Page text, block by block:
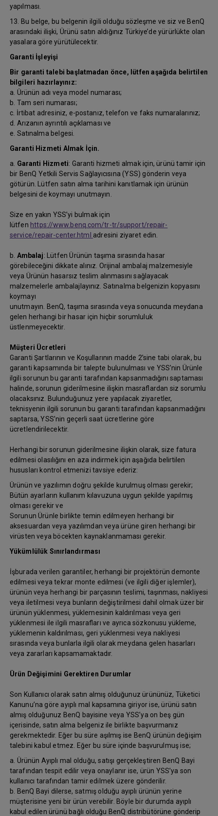
yapılması.
13. Bu belge, bu belgenin ilgili olduğu sözleşme ve siz ve BenQ
arasındaki ilişki, Ürünü satın aldığınız Türkiye’de yürürlükte olan
yasalara göre yürütülecektir.
Garanti İşleyişi
Bir garanti talebi başlatmadan önce, lütfen aşağıda belirtilen
bilgileri hazırlayınız:
a. Ürünün adı veya model numarası;
b. Tam seri numarası;
c. İrtibat adresiniz, e-postanız, telefon ve faks numaralarınız;
d. Arızanın ayrıntılı açıklaması ve
e. Satınalma belgesi.
Garanti Hizmeti Almak İçin.
a. Garanti Hizmeti: Garanti hizmeti almak için, ürünü tamir için
bir BenQ Yetkili Servis Sağlayıcısına (YSS) gönderin veya
götürün. Lütfen satın alma tarihini kanıtlamak için ürünün
belgesini de koymayı unutmayın.
Size en yakın YSS’yi bulmak için
lütfen https://www.benq.com/tr-tr/support/repair-
service/repair-center.html adresini ziyaret edin.
b. Ambalaj: Lütfen Ürünün taşıma sırasında hasar
görebileceğini dikkate alınız. Orijinal ambalaj malzemesiyle
veya Ürünün hasarsız teslim alınmasını sağlayacak
malzemelerle ambalajlayınız. Satınalma belgenizin kopyasını
koymayı
unutmayın. BenQ, taşıma sırasında veya sonucunda meydana
gelen herhangi bir hasar için hiçbir sorumluluk
üstlenmeyecektir.
Müşteri Ücretleri
Garanti Şartlarının ve Koşullarının madde 2’sine tabi olarak, bu
garanti kapsamında bir talepte bulunulması ve YSS’nin Ürünle
ilgili sorunun bu garanti tarafından kapsanmadığını saptaması
halinde, sorunun giderilmesine ilişkin masraflardan siz sorumlu
olacaksınız. Bulunduğunuz yere yapılacak ziyaretler,
teknisyenin ilgili sorunun bu garanti tarafından kapsanmadığını
saptarsa, YSS’nin geçerli saat ücretlerine göre
ücretlendirilecektir.
Herhangi bir sorunun giderilmesine ilişkin olarak, size fatura
edilmesi olasılığını en aza indirmek için aşağıda belirtilen
hususları kontrol etmenizi tavsiye ederiz:
Ürünün ve yazılımın doğru şekilde kurulmuş olması gerekir;
Bütün ayarların kullanım kılavuzuna uygun şekilde yapılmış
olması gerekir ve
Sorunun Ürünle birlikte temin edilmeyen herhangi bir
aksesuardan veya yazılımdan veya ürüne giren herhangi bir
virüsten veya böcekten kaynaklanmaması gerekir.
Yükümlülük Sınırlandırması
İşburada verilen garantiler, herhangi bir projektörün demonte
edilmesi veya tekrar monte edilmesi (ve ilgili diğer işlemler),
ürünün veya herhangi bir parçasının teslimi, taşınması, nakliyesi
veya iletilmesi veya bunların değiştirilmesi dahil olmak üzer bir
ürünün yüklenmesi, yüklemesinin kaldırılması veya geri
yüklenmesi ile ilgili masrafları ve ayrıca sözkonusu yükleme,
yüklemenin kaldırılması, geri yüklenmesi veya nakliyesi
sırasında veya bunlarla ilgili olarak meydana gelen hasarları
veya zararları kapsamamaktadır.
Ürün Değişimini Gerektiren Durumlar
Son Kullanıcı olarak satın almış olduğunuz ürününüz, Tüketici
Kanunu’na göre ayıplı mal kapsamına giriyor ise, ürünü satın
almış olduğunuz BenQ bayisine veya YSS’ya on beş gün
içerisinde, satın alma belgeniz ile birlikte başvurmanız
gerekmektedir. Eğer bu süre aşılmış ise BenQ ürünün değişim
talebini kabul etmez. Eğer bu süre içinde başvurulmuş ise;
a. Ürünün Ayıplı mal olduğu, satışı gerçekleştiren BenQ Bayi
tarafından tespit edilir veya onaylanır ise, ürün YSS’ya son
kullanıcı tarafından tamir edilmek üzere gönderilir.
b. BenQ Bayi dilerse, satmış olduğu ayıplı ürünün yerine
müşterisine yeni bir ürün verebilir. Böyle bir durumda ayıplı
kabul edilen ürünü bağlı olduğu BenQ distribütörüne gönderip